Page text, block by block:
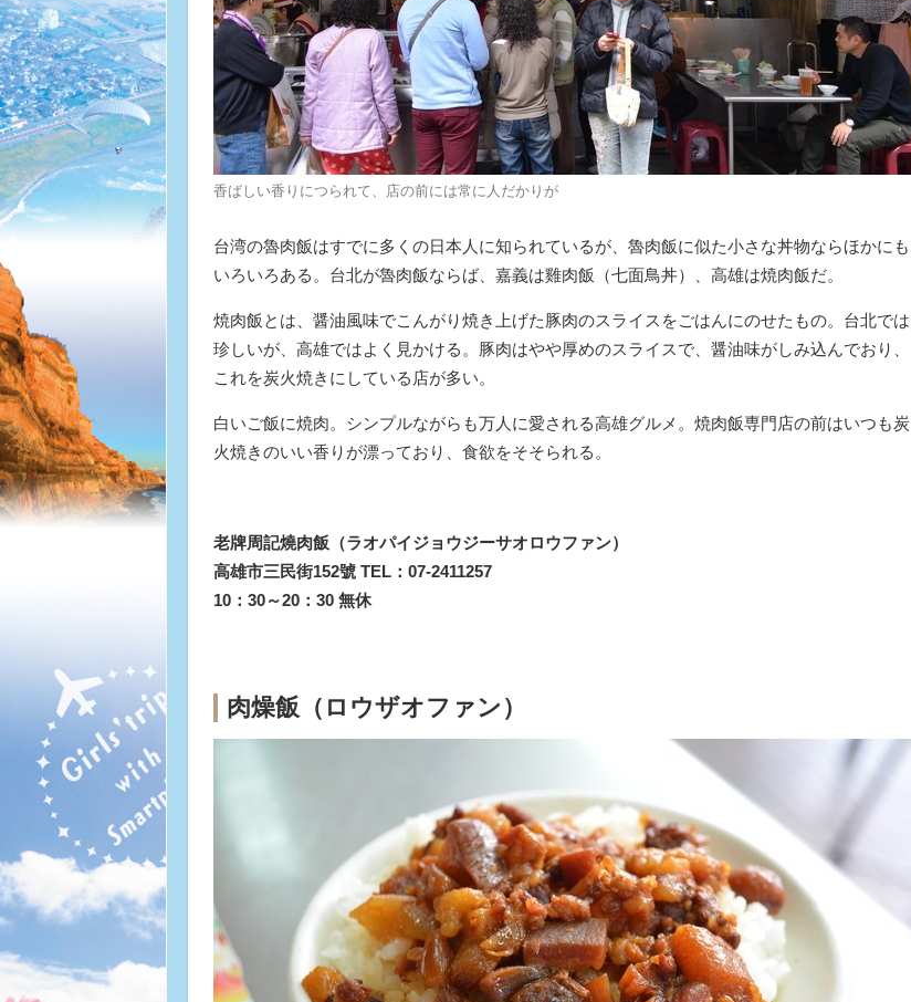
香ばしい香りにつられて、店の前には常に人だかりが
台湾の魯肉飯はすでに多くの日本人に知られているが、魯肉飯に似た小さな丼物ならほかにも
いろいろある。台北が魯肉飯ならば、嘉義は雞肉飯（七面鳥丼）、高雄は焼肉飯だ。
焼肉飯とは、醤油風味でこんがり焼き上げた豚肉のスライスをごはんにのせたもの。台北では
珍しいが、高雄ではよく見かける。豚肉はやや厚めのスライスで、醤油味がしみ込んでおり、
これを炭火焼きにしている店が多い。
白いご飯に焼肉。シンプルながらも万人に愛される高雄グルメ。焼肉飯専門店の前はいつも炭
火焼きのいい香りが漂っており、食欲をそそられる。
老牌周記燒肉飯（ラオパイジョウジーサオロウファン）
高雄市三民街152號 TEL：07-2411257
10：30～20：30 無休
肉燥飯（ロウザオファン）